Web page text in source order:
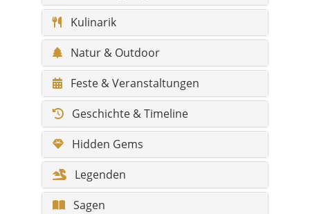
Kulinarik
Natur & Outdoor
Feste & Veranstaltungen
Geschichte & Timeline
Hidden Gems
Legenden
Sagen